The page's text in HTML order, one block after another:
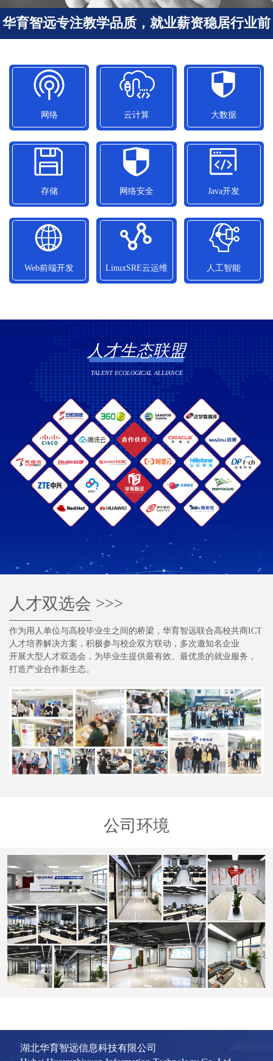
华育智远专注教学品质，就业薪资稳居行业前
网络
网络
平均就业薪资
11050元/月
云计算
云计算
平均就业薪资
15300元/月
大数据
大数据
平均就业薪资
12500元/月
存储
存储
平均就业薪资
10800元/月
网络安全
网络安全
平均就业薪资
13090元/月
Java开发
Java开发
平均就业薪资
14010元/月
Web前端开发 LinuxSRE云运维 人工智能
人才生态联盟
TALENT ECOLOGICAL ALLIANCE
人才双选会 >>>
作为用人单位与高校毕业生之间的桥梁，华育智远联合高校共商ICT
人才培养解决方案，积极参与校企双方联动，多次邀知名企业
开展大型人才双选会，为毕业生提供最有效、最优质的就业服务，
打造产业合作新生态。
公司环境
湖北华育智远信息科技有限公司